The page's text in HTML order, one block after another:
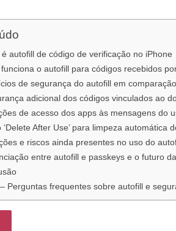
autofill de código de verificação no iPhone
o autofill para códigos recebidos
de segurança do autofill em
adicional dos códigos vinculados ao
de acesso dos apps às mensagens do
‘Delete After Use’ para limpeza automática
e riscos ainda presentes no uso do
entre autofill e passkeys e o futuro
Perguntas frequentes sobre autofill e